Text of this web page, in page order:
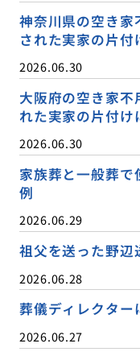
神奈川県の空き家
された実家の片
2026.06.30
大阪府の空き家
れた実家の片付け
2026.06.30
家族葬と一般葬
例
2026.06.29
祖父を送った野辺
2026.06.28
葬儀ディレクター
2026.06.27